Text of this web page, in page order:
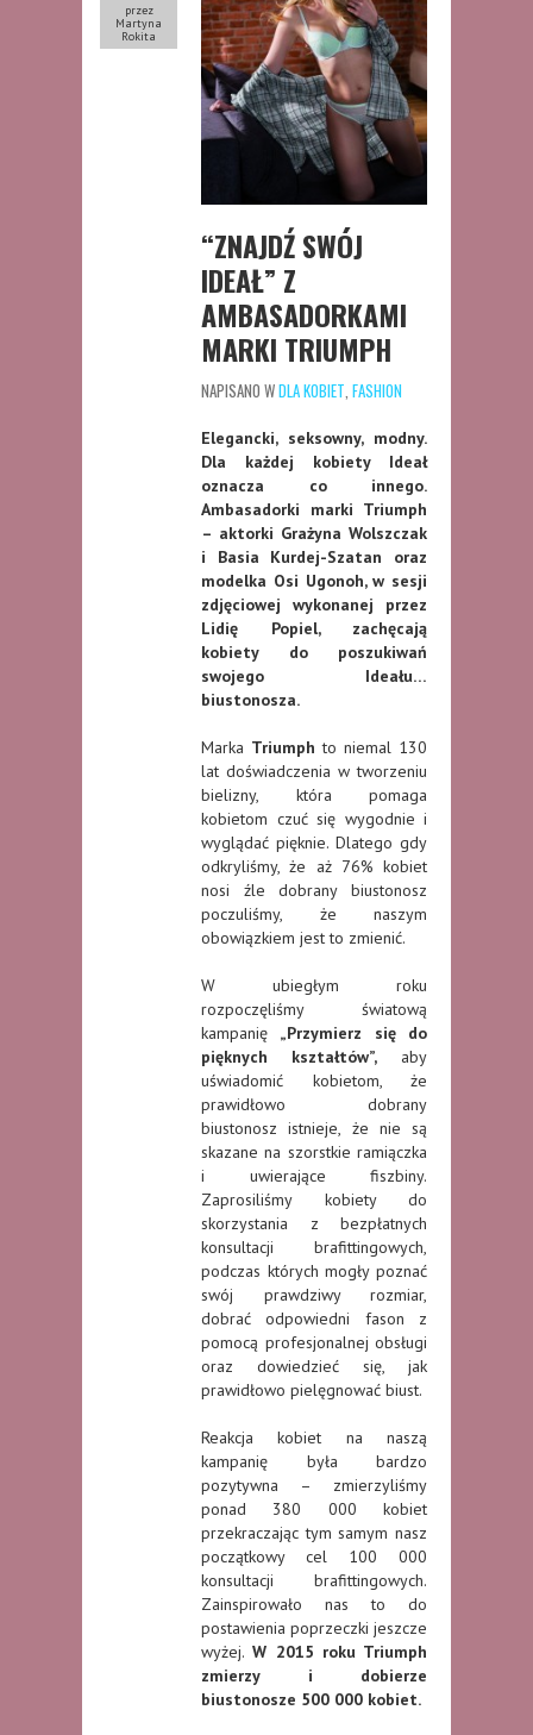
przez
Martyna
Rokita
“ZNAJDŹ SWÓJ
IDEAŁ” Z
AMBASADORKAMI
MARKI TRIUMPH
NAPISANO WDLA KOBIET, FASHION
Elegancki, seksowny, modny.
Dla każdej kobiety Ideał
oznacza co innego.
Ambasadorki marki Triumph
– aktorki Grażyna Wolszczak
i Basia Kurdej-Szatan oraz
modelka Osi Ugonoh, w sesji
zdjęciowej wykonanej przez
Lidię Popiel, zachęcają
kobiety do poszukiwań
swojego Ideału…
biustonosza.
Marka Triumph to niemal 130
lat doświadczenia w tworzeniu
bielizny, która pomaga
kobietom czuć się wygodnie i
wyglądać pięknie. Dlatego gdy
odkryliśmy, że aż 76% kobiet
nosi źle dobrany biustonosz
poczuliśmy, że naszym
obowiązkiem jest to zmienić.
W ubiegłym roku
rozpoczęliśmy światową
kampanię „Przymierz się do
pięknych kształtów”, aby
uświadomić kobietom, że
prawidłowo dobrany
biustonosz istnieje, że nie są
skazane na szorstkie ramiączka
i uwierające fiszbiny.
Zaprosiliśmy kobiety do
skorzystania z bezpłatnych
konsultacji brafittingowych,
podczas których mogły poznać
swój prawdziwy rozmiar,
dobrać odpowiedni fason z
pomocą profesjonalnej obsługi
oraz dowiedzieć się, jak
prawidłowo pielęgnować biust.
Reakcja kobiet na naszą
kampanię była bardzo
pozytywna – zmierzyliśmy
ponad 380 000 kobiet
przekraczając tym samym nasz
początkowy cel 100 000
konsultacji brafittingowych.
Zainspirowało nas to do
postawienia poprzeczki jeszcze
wyżej.W 2015 roku Triumph
zmierzy i dobierze
biustonosze 500 000 kobiet.